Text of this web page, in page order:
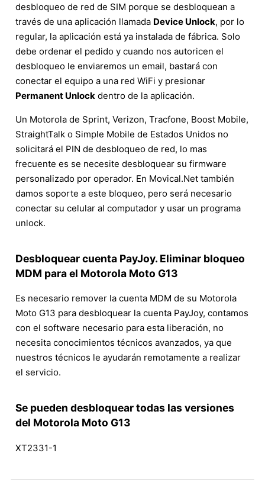
desbloqueo de red de SIM porque se desbloquean a
través de una aplicación llamada Device Unlock, por lo
regular, la aplicación está ya instalada de fábrica. Solo
debe ordenar el pedido y cuando nos autoricen el
desbloqueo le enviaremos un email, bastará con
conectar el equipo a una red WiFi y presionar
Permanent Unlock dentro de la aplicación.
Un Motorola de Sprint, Verizon, Tracfone, Boost Mobile,
StraightTalk o Simple Mobile de Estados Unidos no
solicitará el PIN de desbloqueo de red, lo mas
frecuente es se necesite desbloquear su firmware
personalizado por operador. En Movical.Net también
damos soporte a este bloqueo, pero será necesario
conectar su celular al computador y usar un programa
unlock.
Desbloquear cuenta PayJoy. Eliminar bloqueo
MDM para el Motorola Moto G13
Es necesario remover la cuenta MDM de su Motorola
Moto G13 para desbloquear la cuenta PayJoy, contamos
con el software necesario para esta liberación, no
necesita conocimientos técnicos avanzados, ya que
nuestros técnicos le ayudarán remotamente a realizar
el servicio.
Se pueden desbloquear todas las versiones
del Motorola Moto G13
XT2331-1